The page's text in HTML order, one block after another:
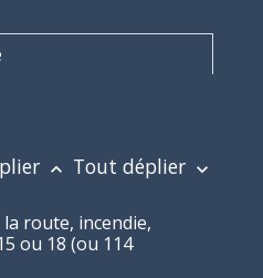
keyboard_arrow_up Tout déplier keyboard_arrow_down
route, incendie,
ou 18 (ou 114